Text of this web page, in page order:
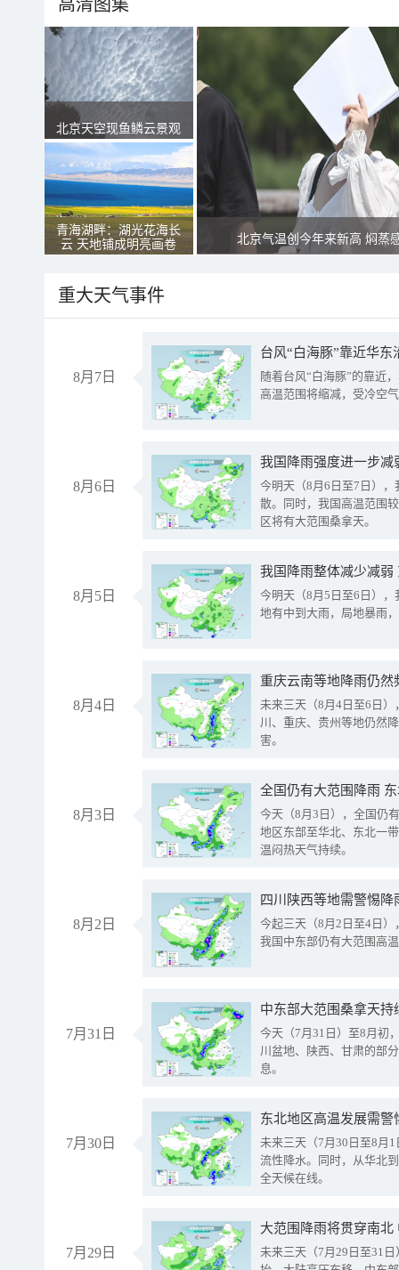
高清图集
北京天空现鱼鳞云景观
青海湖畔：湖光花海长
云 天地铺成明亮画卷
北京气温创今年来新高 焖蒸
重大天气事件
8月7日
台风“白海豚”靠近华
随着台风“白海豚”的靠近
高温范围将缩减，受冷空
8月6日
今明天（8月6日至7日）
散。同时，我国高温范围
区将有大范围桑拿天。
8月5日
我国降雨整体减少减弱
今明天（8月5日至6日）
地有中到大雨，局地暴雨
8月4日
重庆云南等地降雨仍然
未来三天（8月4日至6日
川、重庆、贵州等地仍然
害。
8月3日
全国仍有大范围降雨
今天（8月3日），全国仍
地区东部至华北、东北一
温闷热天气持续。
8月2日
今起三天（8月2日至4日
我国中东部仍有大范围高
7月31日
中东部大范围桑拿天
今天（7月31日）至8月初
川盆地、陕西、甘肃的部
息。
7月30日
东北地区高温发展需
未来三天（7月30日至8月
流性降水。同时，从华北
全天候在线。
7月29日
大范围降雨将贯穿南
未来三天（7月29日至31